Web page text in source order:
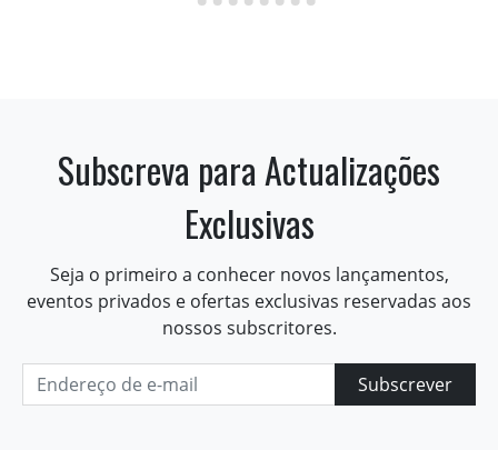
Subscreva para Actualizações
Exclusivas
Seja o primeiro a conhecer novos lançamentos,
eventos privados e ofertas exclusivas reservadas aos
nossos subscritores.
Subscrever